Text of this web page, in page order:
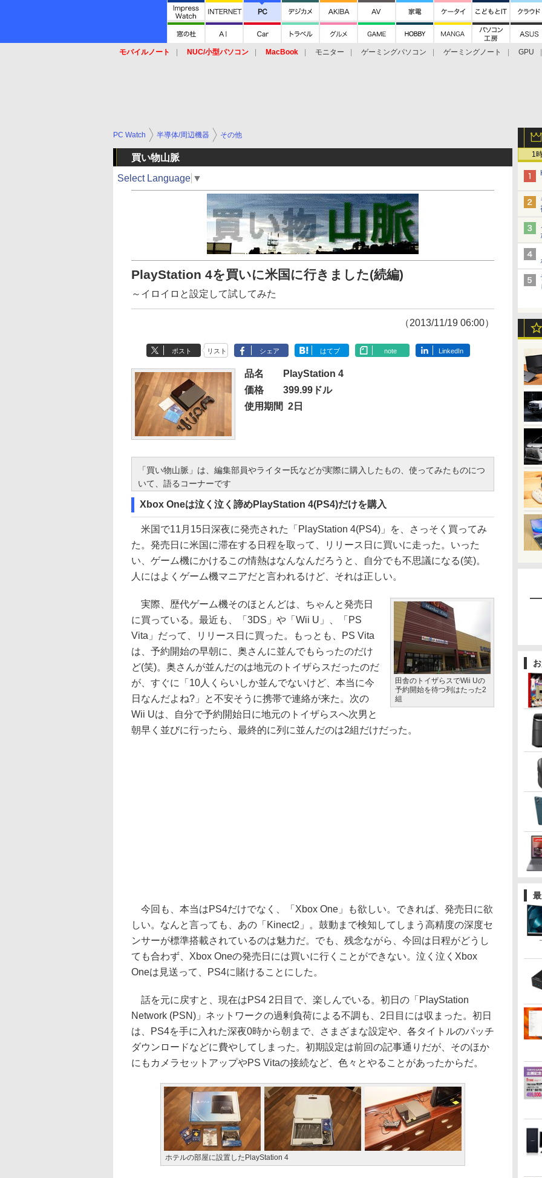
モバイルノート NUC/小型パソコン MacBook モニター ゲーミングパソコン ゲーミングノート
GPU
1
PC Watch 半導体/周辺機器 その他
買い物山脈
Select Language ▼
PlayStation 4を買いに米国に行きました(続編)
～イロイロと設定して試してみた
（2013/11/19 06:00）
ポスト リスト シェア はてブ note LinkedIn
品名
PlayStation 4
価格
399.99ドル
使用期間 2日
「買い物山脈」は、編集部員やライター氏などが実際に購入したもの、使ってみたものにつ
いて、語るコーナーです
Xbox Oneは泣く泣く諦めPlayStation 4(PS4)だけを購入
米国で11月15日深夜に発売された「PlayStation 4(PS4)」を、さっそく買ってみ
た。発売日に米国に滞在する日程を取って、リリース日に買いに走った。いった
い、ゲーム機にかけるこの情熱はなんなんだろうと、自分でも不思議になる(笑)。
人にはよくゲーム機マニアだと言われるけど、それは正しい。
田舎のトイザらスでWii Uの
予約開始を待つ列はたった2
組
実際、歴代ゲーム機そのほとんどは、ちゃんと発売日
に買っている。最近も、「3DS」や「Wii U」、「PS
Vita」だって、リリース日に買った。もっとも、PS Vita
は、予約開始の早朝に、奥さんに並んでもらったのだけ
ど(笑)。奥さんが並んだのは地元のトイザらスだったのだ
が、すぐに「10人くらいしか並んでないけど、本当に今
日なんだよね?」と不安そうに携帯で連絡が来た。次の
Wii Uは、自分で予約開始日に地元のトイザらスへ次男と
朝早く並びに行ったら、最終的に列に並んだのは2組だけだった。
今回も、本当はPS4だけでなく、「Xbox One」も欲しい。できれば、発売日に欲
しい。なんと言っても、あの「Kinect2」。鼓動まで検知してしまう高精度の深度セ
ンサーが標準搭載されているのは魅力だ。でも、残念ながら、今回は日程がどうし
ても合わず、Xbox Oneの発売日には買いに行くことができない。泣く泣くXbox
Oneは見送って、PS4に賭けることにした。
話を元に戻すと、現在はPS4 2日目で、楽しんでいる。初日の「PlayStation
Network (PSN)」ネットワークの過剰負荷による不調も、2日目には収まった。初日
は、PS4を手に入れた深夜0時から朝まで、さまざまな設定や、各タイトルのパッチ
ダウンロードなどに費やしてしまった。初期設定は前回の記事通りだが、そのほか
にもカメラセットアップやPS Vitaの接続など、色々とやることがあったからだ。
ホテルの部屋に設置したPlayStation 4